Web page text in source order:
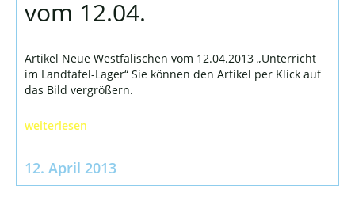
vom 12.04.
Artikel Neue Westfälischen vom 12.04.2013 „Unterricht
im Landtafel-Lager“ Sie können den Artikel per Klick auf
das Bild vergrößern.
weiterlesen
12. April 2013